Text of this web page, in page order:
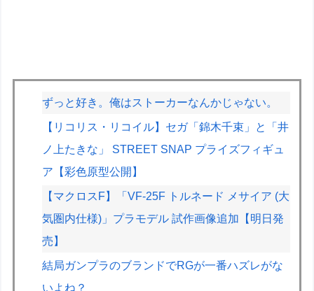
ずっと好き。俺はストーカーなんかじゃない。
【リコリス・リコイル】セガ「錦木千束」と「井
ノ上たきな」 STREET SNAP プライズフィギュ
ア【彩色原型公開】
【マクロスF】「VF-25F トルネード メサイア (大
気圏内仕様)」プラモデル 試作画像追加【明日発
売】
結局ガンプラのブランドでRGが一番ハズレがな
いよね？